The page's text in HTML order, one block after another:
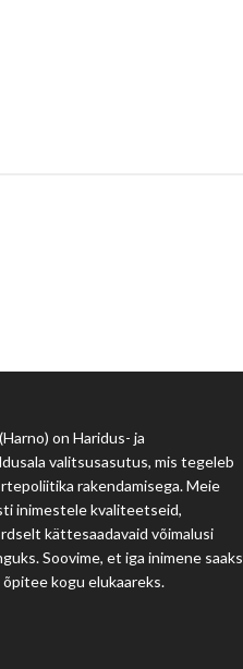
on Haridus- ja
valitsusasutus, mis tegeleb
rakendamisega. Meie
inimestele kvaliteetseid,
kättesaadavaid võimalusi
Soovime, et iga inimene saaks
kogu elukaareks.